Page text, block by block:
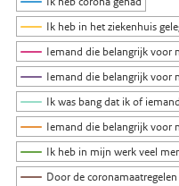
Ik heb in het ziekenhuis
Iemand die belangrijk voor
Iemand die belangrijk voor
Ik was bang dat ik of
Iemand die belangrijk voor
Ik heb in mijn werk veel
Door de